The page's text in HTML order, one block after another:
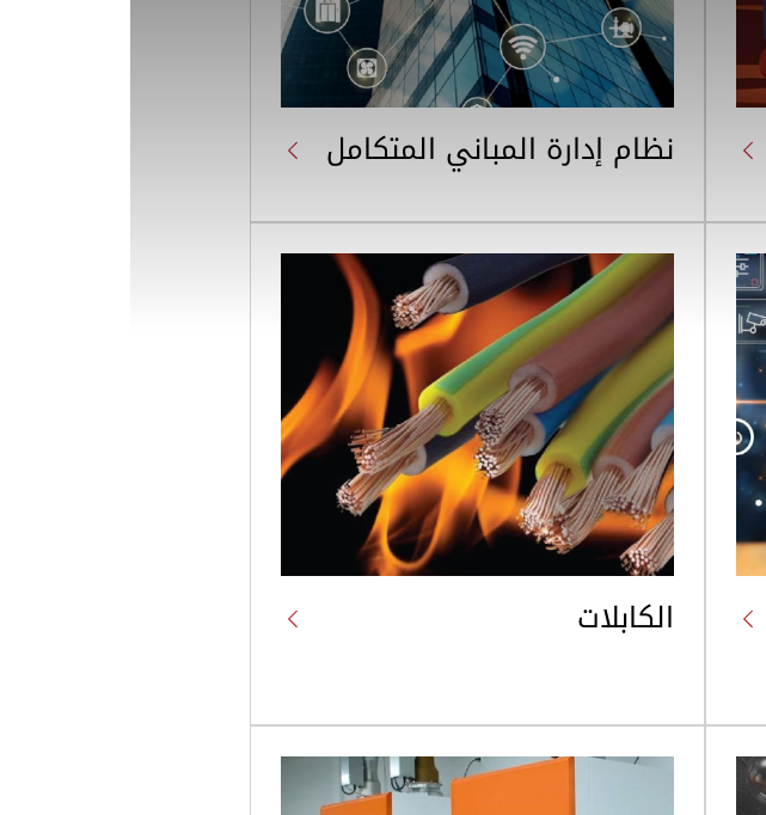
نظام إدارة المباني المتكامل
الكابلات